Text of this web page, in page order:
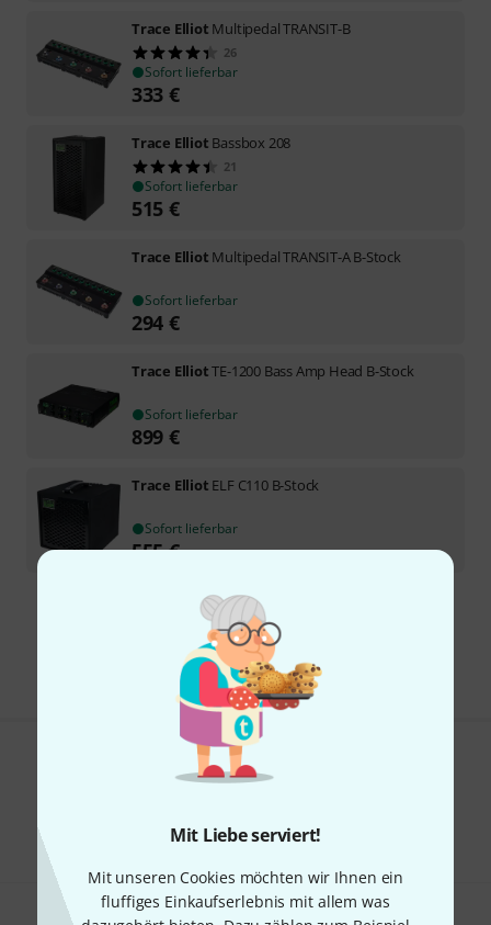
Mit Liebe serviert!
Mit unseren Cookies möchten wir Ihnen ein
fluffiges Einkaufserlebnis mit allem was
Trace Elliot Multipedal TRANSIT-B
26
Sofort lieferbar
333 €
Trace Elliot Bassbox 208
21
Sofort lieferbar
515 €
Trace Elliot Multipedal TRANSIT-A B-Stock
Sofort lieferbar
294 €
Trace ElliotTE-1200 Bass Amp Head B-Stock
Sofort lieferbar
899 €
Trace Elliot ELF C110 B-Stock
Sofort lieferbar
555€
Kostenloser Versand ab € 69
Alle Preise inkl. MwSt.
Gefällt Ihnen, was Sie sehen?